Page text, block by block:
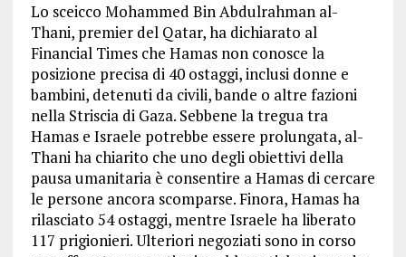
Lo sceicco Mohammed Bin Abdulrahman al-
Thani, premier del Qatar, ha dichiarato al
Financial Times che Hamas non conosce la
posizione precisa di 40 ostaggi, inclusi donne e
bambini, detenuti da civili, bande o altre fazioni
nella Striscia di Gaza. Sebbene la tregua tra
Hamas e Israele potrebbe essere prolungata, al-
Thani ha chiarito che uno degli obiettivi della
pausa umanitaria è consentire a Hamas di cercare
le persone ancora scomparse. Finora, Hamas ha
rilasciato 54 ostaggi, mentre Israele ha liberato
117 prigionieri. Ulteriori negoziati sono in corso